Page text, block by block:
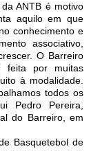
ANTB é motivo
aquilo em que
conhecimento e
associativo,
O Barreiro
feita por muitas
à modalidade.
todos os
Pedro Pereira,
do Barreiro, em
Basquetebol de